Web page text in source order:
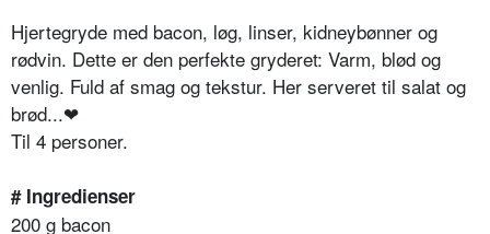
Hjertegryde med bacon, løg, linser, kidneybønner og
rødvin. Dette er den perfekte gryderet: Varm, blød og
venlig. Fuld af smag og tekstur. Her serveret til salat og
brød...❤
Til 4 personer.
# Ingredienser
200 g bacon